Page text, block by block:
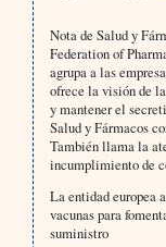
Nota de Salud y
Federation of
agrupa a las
ofrece la visión de
y mantener el
Salud y Fármacos
También llama la
incumplimiento de
La entidad europea
vacunas para
suministro